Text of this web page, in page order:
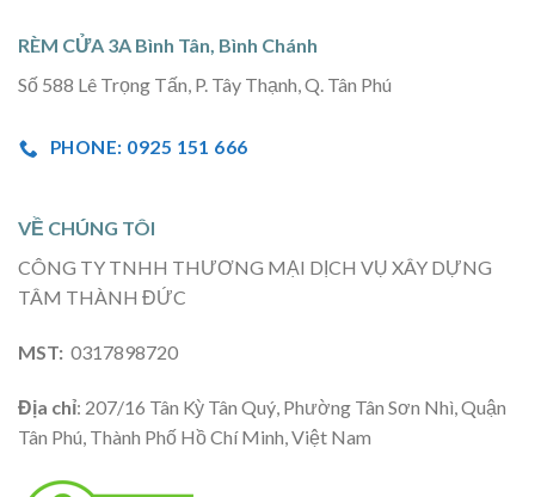
RÈM CỬA 3A Bình Tân, Bình Chánh
Số 588 Lê Trọng Tấn, P. Tây Thạnh, Q. Tân Phú
PHONE: 0925 151 666
VỀ CHÚNG TÔI
CÔNG TY TNHH THƯƠNG MẠI DỊCH VỤ XÂY DỰNG
TÂM THÀNH ĐỨC
MST: 0317898720
Địa chỉ: 207/16 Tân Kỳ Tân Quý, Phường Tân Sơn Nhì, Quận
Tân Phú, Thành Phố Hồ Chí Minh, Việt Nam